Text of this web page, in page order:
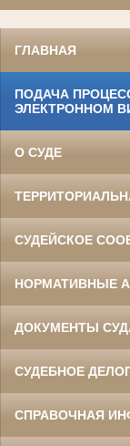
ГЛАВНАЯ
ПОДАЧА
ЭЛЕКТРОННОМ
О СУДЕ
СУДЕЙСКОЕ
НОРМАТИВНЫЕ
ДОКУМЕНТЫ
СУДЕБНОЕ
СПРАВОЧНАЯ